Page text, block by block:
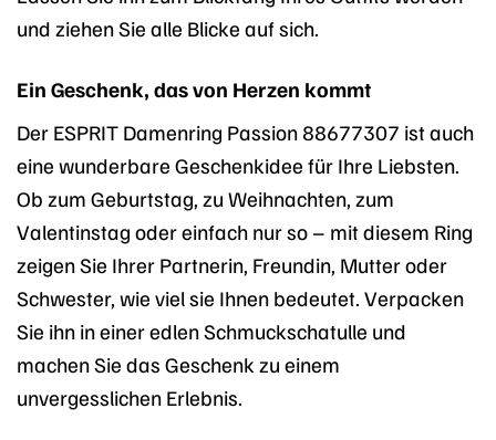
und ziehen Sie alle Blicke auf sich.
Ein Geschenk, das von Herzen kommt
Der ESPRIT Damenring Passion 88677307 ist auch
eine wunderbare Geschenkidee für Ihre Liebsten.
Ob zum Geburtstag, zu Weihnachten, zum
Valentinstag oder einfach nur so – mit diesem Ring
zeigen Sie Ihrer Partnerin, Freundin, Mutter oder
Schwester, wie viel sie Ihnen bedeutet. Verpacken
Sie ihn in einer edlen Schmuckschatulle und
machen Sie das Geschenk zu einem
unvergesslichen Erlebnis.